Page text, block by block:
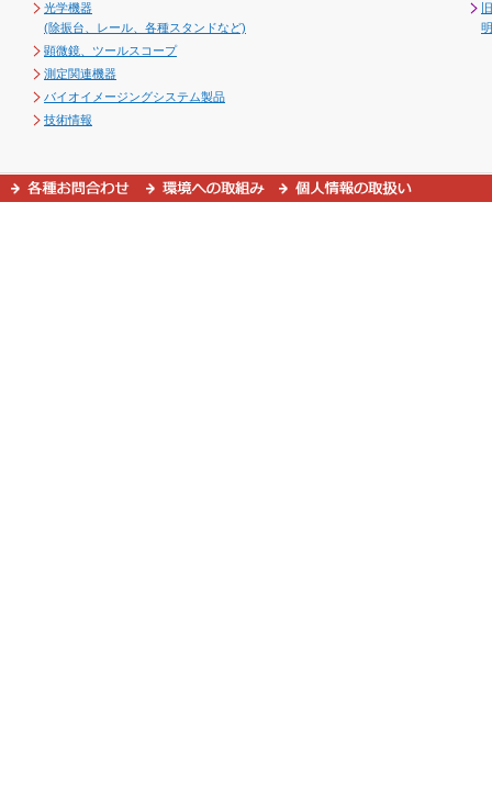
光学機器
(除振台、レール、各種スタンドなど)
顕微鏡、ツールスコープ
測定関連機器
バイオイメージングシステム製品
技術情報